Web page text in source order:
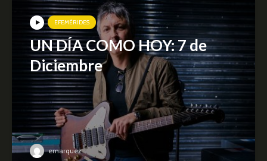
EFEMÉRIDES
UN DÍA COMO HOY: 7 de
Diciembre
emarquez